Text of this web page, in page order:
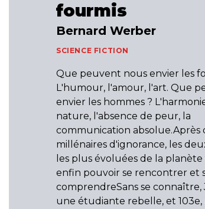
fourmis
Bernard Werber
SCIENCE FICTION
Que peuvent nous envier les
L'humour, l'amour, l'art. Que
envier les hommes ?
nature, l'absence de peur, la
communication absolue.Après
millénaires d'ignorance, les
les plus évoluées de la
enfin pouvoir se rencontrer et
comprendreSans se connaître,
une étudiante rebelle, et